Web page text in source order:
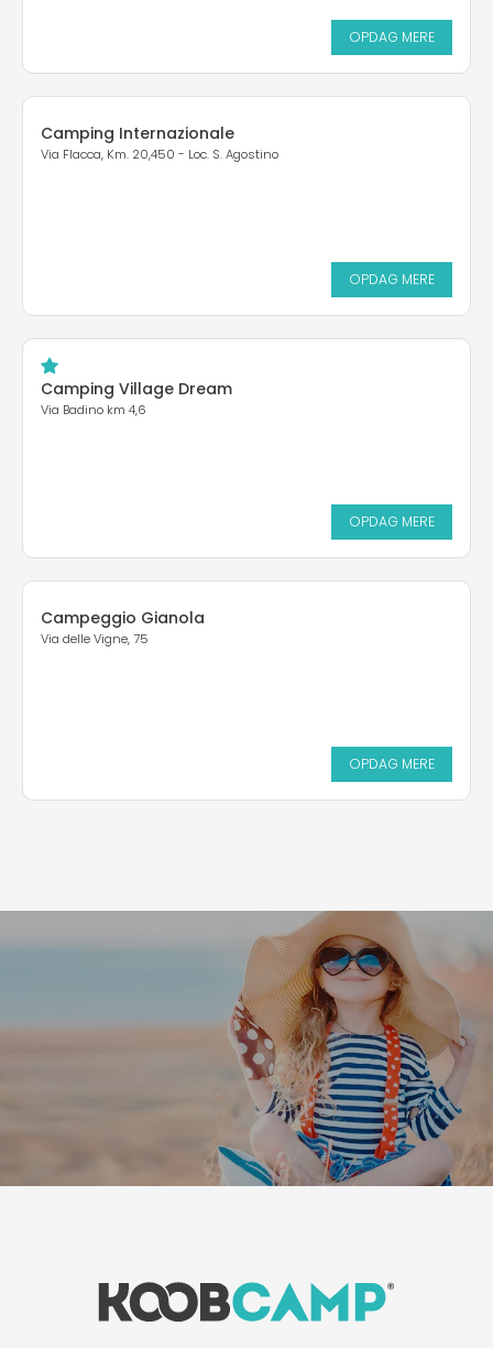
OPDAG MERE
Camping Internazionale
Via Flacca, Km. 20,450 - Loc. S. Agostino
OPDAG MERE
Camping Village Dream
Via Badino km 4,6
OPDAG MERE
Campeggio Gianola
Via delle Vigne, 75
OPDAG MERE